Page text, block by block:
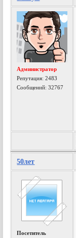
Администратор
Репутация:2483
Сообщений: 32767
50лет
Посетитель